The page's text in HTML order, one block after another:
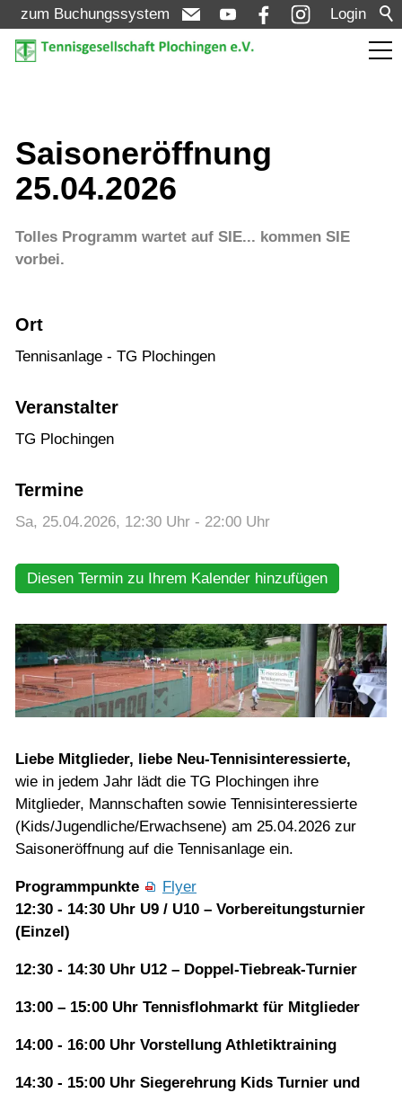
Login
zum Buchungssystem
Turniere
Verein
Jugend
Training
Saisoneröffnung
25.04.2026
Tolles Programm wartet auf SIE... kommen SIE
vorbei.
Ort
Tennisanlage - TG Plochingen
Veranstalter
TG Plochingen
Termine
Sa, 25.04.2026, 12:30 Uhr - 22:00 Uhr
Diesen Termin zu Ihrem Kalender hinzufügen
Liebe Mitglieder, liebe Neu-Tennisinteressierte,
wie in jedem Jahr lädt die TG Plochingen ihre
Mitglieder, Mannschaften sowie Tennisinteressierte
(Kids/Jugendliche/Erwachsene) am 25.04.2026 zur
Saisoneröffnung auf die Tennisanlage ein.
Programmpunkte
Flyer
12:30 - 14:30 Uhr U9 / U10 – Vorbereitungsturnier
(Einzel)
12:30 - 14:30 Uhr U12 – Doppel-Tiebreak-Turnier
13:00 – 15:00 Uhr Tennisflohmarkt für Mitglieder
14:00 - 16:00 Uhr Vorstellung Athletiktraining
14:30 - 15:00 Uhr Siegerehrung Kids Turnier und